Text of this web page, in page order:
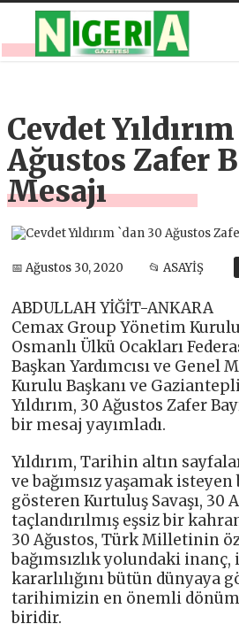
Cevdet
Ağustos Zafer
Mesajı
📅 Ağustos 30, 2020 📂 ASAYİŞ
ABDULLAH YİĞİT-ANKARA
Cemax Group Yönetim Kurulu
Osmanlı Ülkü Ocakları
Başkan Yardımcısı ve Genel
Kurulu Başkanı ve
Yıldırım, 30 Ağustos Zafer
bir mesaj yayımladı.
Yıldırım, Tarihin altın
ve bağımsız yaşamak
gösteren Kurtuluş Savaşı, 30
taçlandırılmış eşsiz bir
30 Ağustos, Türk Milletinin
bağımsızlık yolundaki inanç,
kararlılığını bütün dünyaya
tarihimizin en önemli
biridir.